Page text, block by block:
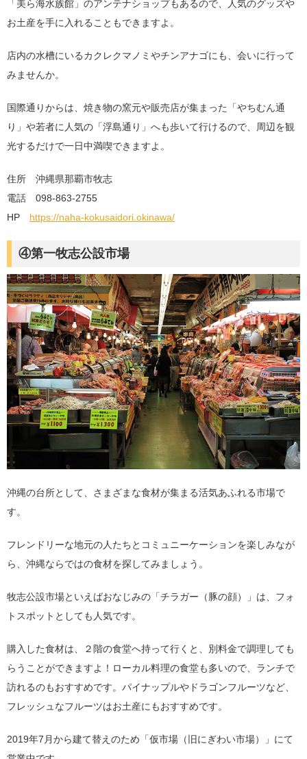
「美ら海水族館」のアンテナショップもあるので、人気のグッズや
お土産を手に入れることもできますよ。
店内の水槽にいるカクレクマノミやチンアナゴにも、会いに行って
みませんか。
国際通りからは、焼き物の窯元や販売店が集まった「やちむん通
り」や若者に人気の「浮島通り」へも歩いて行けるので、周辺を観
光するだけで一日中満喫できますよ。
住所 沖縄県那覇市牧志
電話 098-863-2755
HP https://naha-kokusaidori.okinawa/
④第一牧志公設市場
沖縄の台所として、さまざまな食材が集まる活気あふれる市場で
す。
フレンドリーな地元の人たちとコミュニーケーションを楽しみなが
ら、沖縄ならではの食材を探してみましょう。
牧志公設市場といえばおなじみの「チラガー（豚の顔）」は、フォ
トスポットとしても人気です。
購入した食材は、２階の食堂へ持って行くと、別料金で調理しても
らうことができますよ！ローカル料理の食堂も多いので、ランチで
訪れるのもおすすめです。パイナップルやドラゴンフルーツなど、
フレッシュなフルーツはお土産にもおすすめです。
2019年7月から建て替えのため「仮市場（旧にぎわい市場）」にて